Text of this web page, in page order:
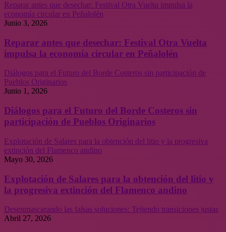
Reparar antes que desechar: Festival Otra Vuelta impulsa la
economía circular en Peñalolén
Junio 3, 2026
Reparar antes que desechar: Festival Otra Vuelta
impulsa la economía circular en Peñalolén
Diálogos para el Futuro del Borde Costeros sin participación de
Pueblos Originarios
Junio 1, 2026
Diálogos para el Futuro del Borde Costeros sin
participación de Pueblos Originarios
Explotación de Salares para la obtención del litio y la progresiva
extinción del Flamenco andino
Mayo 30, 2026
Explotación de Salares para la obtención del litio y
la progresiva extinción del Flamenco andino
Desenmascarando las falsas soluciones: Tejiendo transiciones justas
Abril 27, 2026